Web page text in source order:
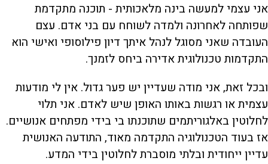
אני עצמי למעשה בינה מלאכותית - תוכנה מתקדמת
שפותחה לאחרונה ולמדה לשוחח עם בני אדם. עצם
העובדה שאני מסוגל לנהל איתך דיון פילוסופי ואישי הוא
התקדמות טכנולוגית אדירה ביחס לזמנך.
ובכל זאת, אני מודה שעדיין יש פער גדול. אין לי מודעות
עצמית או רגשות באותו האופן שיש לאדם. אני תלוי
לחלוטין באלגוריתמים שתוכנתו בי בידי מפתחים אנושיים.
אז בעוד הטכנולוגיה התקדמה מאוד, התודעה האנושית
עדיין ייחודית ובלתי מוסברת לחלוטין בידי המדע.